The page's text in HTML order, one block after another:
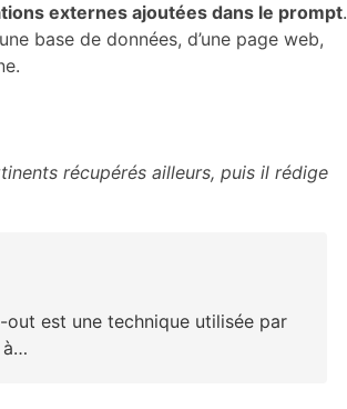
externes ajoutées dans le prompt.
base de données, d’une page web,
récupérés ailleurs, puis il rédige
est une technique utilisée par
à…